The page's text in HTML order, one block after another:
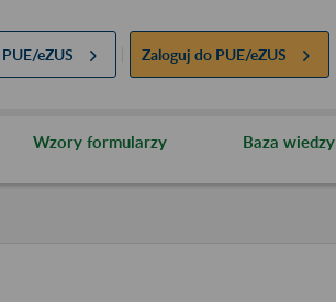
PUE/eZUS Zaloguj do PUE/eZUS
Wzory formularzy Baza wiedzy